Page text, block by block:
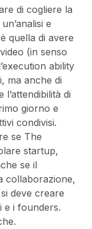
di cogliere la
e
quella di avere
(in senso
ability
ma anche di
l’attendibilità di
giorno e
condivisi.
se The
startup,
se il
collaborazione,
deve creare
e i founders.